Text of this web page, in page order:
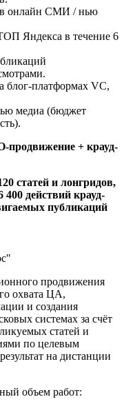
в онлайн СМИ / нью
Яндекса в течение 6
блог-платформах VC,
медиа (бюджет
продвижение + крауд-
статей и лонгридов,
400 действий крауд-
публикаций
продвижения
охвата ЦА,
и создания
системах за счёт
статей и
по целевым
на дистанции
объем работ: